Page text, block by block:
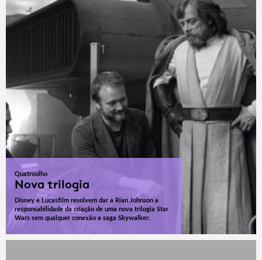
Quatroolho
Nova trilogia
Disney e Lucasfilm resolvem dar a Rian Johnson a
responsabilidade da criação de uma nova trilogia Star
Wars sem qualquer conexão a saga Skywalker.